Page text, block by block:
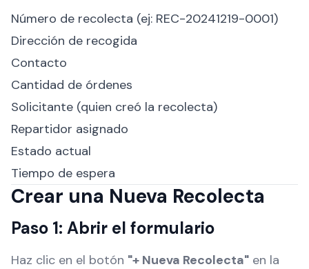
Número de recolecta (ej: REC-20241219-0001)
Dirección de recogida
Contacto
Cantidad de órdenes
Solicitante (quien creó la recolecta)
Repartidor asignado
Estado actual
Tiempo de espera
Crear una Nueva Recolecta
Paso 1: Abrir el formulario
Haz clic en el botón "+ Nueva Recolecta" en la